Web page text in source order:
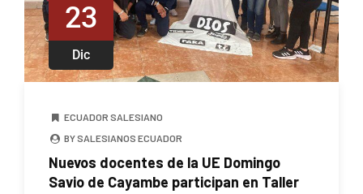
23
Dic
ECUADOR SALESIANO
BY SALESIANOS ECUADOR
Nuevos docentes de la UE Domingo
Savio de Cayambe participan en Taller